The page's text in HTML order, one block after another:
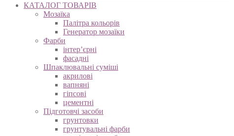
КАТАЛОГ ТОВАРІВ
Мозаїка
Палітра кольорів
Генератор мозаїки
Фарби
інтер’єрні
фасадні
Шпаклювальні суміші
акрилові
вапняні
гіпсові
цементні
Підготовчі засоби
грунтовки
грунтувальні фарби